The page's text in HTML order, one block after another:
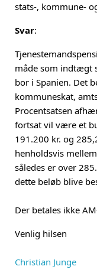
stats-, kommune-
Svar:
måde som indtægt
bor i Spanien. Det
kommuneskat,
Procentsatsen
fortsat vil være et
191.200 kr. og
henholdsvis
således er over
dette beløb blive
Der betales ikke
Venlig hilsen
Christian Junge